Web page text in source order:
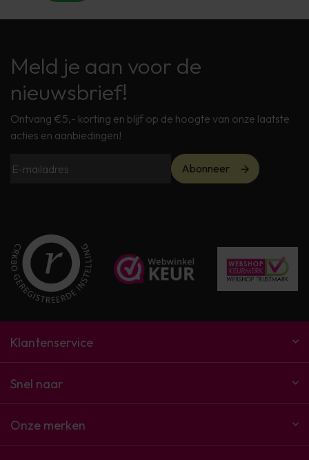
Meld je aan voor de
nieuwsbrief!
Ontvang €5,- korting en blijf op de hoogte van onze laatste
acties en aanbiedingen!
Abonneer
Klantenservice
Snel naar
Onze merken